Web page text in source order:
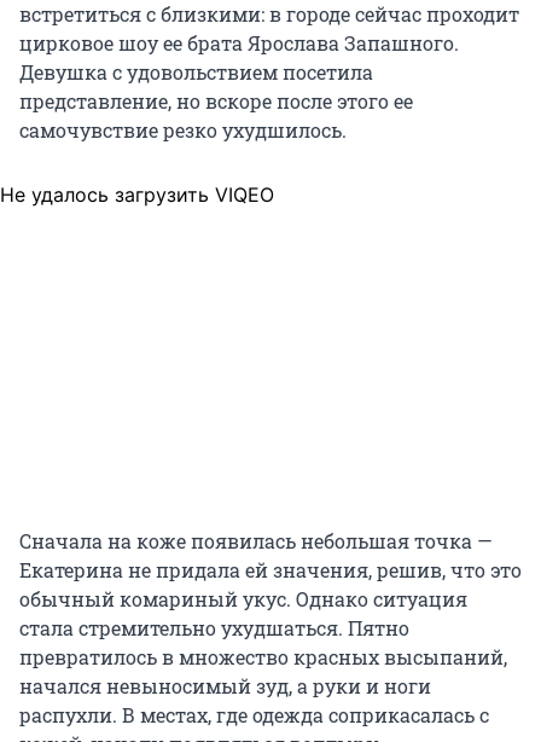
встретиться с близкими: в городе сейчас проходит
цирковое шоу ее брата Ярослава Запашного.
Девушка с удовольствием посетила
представление, но вскоре после этого ее
самочувствие резко ухудшилось.
Не удалось загрузить VIQEO
Сначала на коже появилась небольшая точка —
Екатерина не придала ей значения, решив, что это
обычный комариный укус. Однако ситуация
стала стремительно ухудшаться. Пятно
превратилось в множество красных высыпаний,
начался невыносимый зуд, а руки и ноги
распухли. В местах, где одежда соприкасалась с